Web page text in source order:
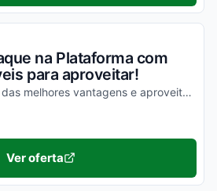
na Plataforma com
para aproveitar!
Usufrua agora mesmo das melhores vantagens e aproveite com descontos simplesmente incríveis!
Ver oferta